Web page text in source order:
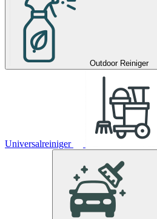
Outdoor Reiniger
Universalreiniger